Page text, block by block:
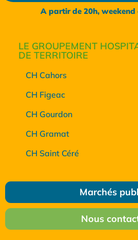
A partir de 20h, weekend
LE GROUPEMENT
DE TERRITOIRE
CH Cahors
CH Figeac
CH Gourdon
CH Gramat
CH Saint Céré
Marchés
Nous